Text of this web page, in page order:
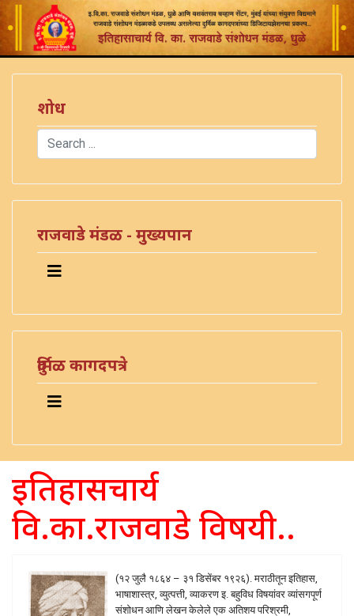
शोध
Search
राजवाडे मंडळ - मुख्यपान
दुर्मिळ कागदपत्रे
इतिहासचार्य
वि.का.राजवाडे विषयी..
(१२ जुलै १८६४ – ३१ डिसेंबर १९२६). मराठीतून इतिहास,
भाषाशास्त्र, व्युत्पत्ती, व्याकरण इ. बहुविध विषयांवर व्यांसगपूर्ण
संशोधन आणि लेखन केलेले एक अतिशय परिश्रमी,